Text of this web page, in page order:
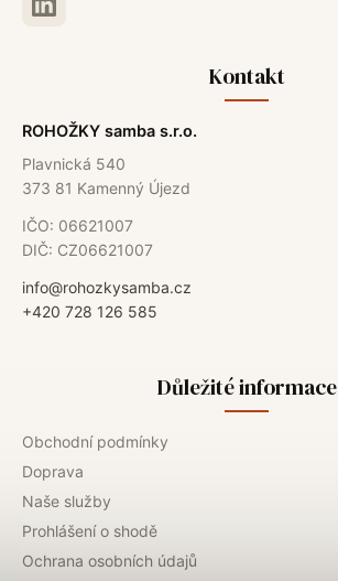
Kontakt
ROHOŽKY samba s.r.o.
Plavnická 540
373 81 Kamenný Újezd
IČO: 06621007
DIČ: CZ06621007
info@rohozkysamba.cz
+420 728 126 585
Důležité informace
Obchodní podmínky
Doprava
Naše služby
Prohlášení o shodě
Ochrana osobních údajů